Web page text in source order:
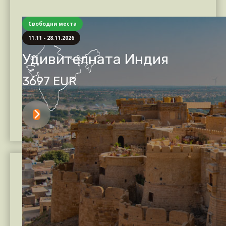
Свободни места
11.11 - 28.11.2026
Удивителната Индия
3697 EUR

